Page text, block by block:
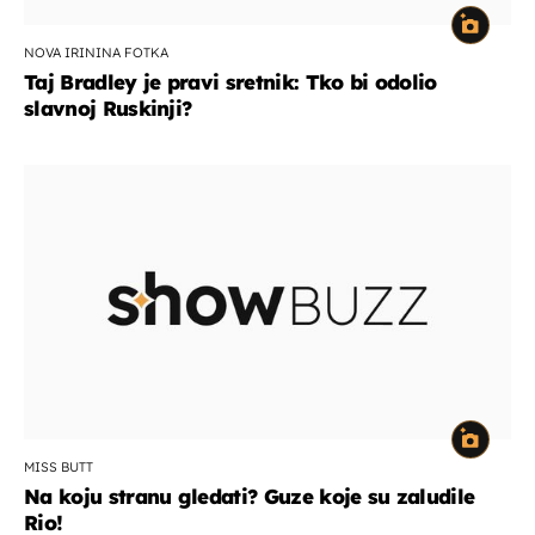
NOVA IRININA FOTKA
Taj Bradley je pravi sretnik: Tko bi odolio
slavnoj Ruskinji?
MISS BUTT
Na koju stranu gledati? Guze koje su zaludile
Rio!